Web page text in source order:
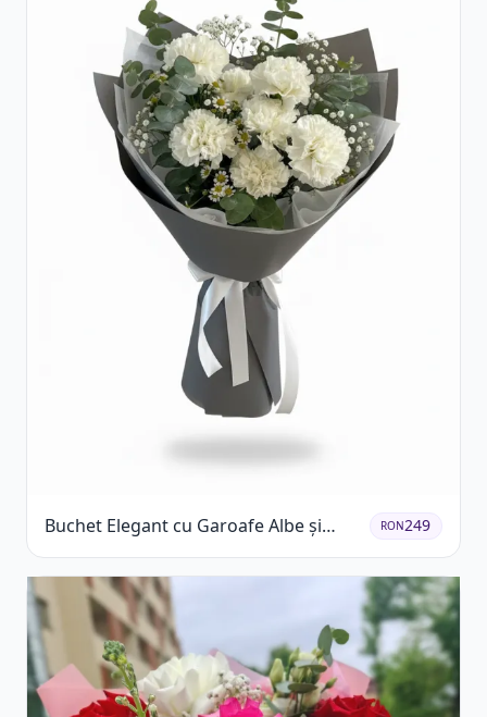
Buchet Elegant cu Garoafe Albe și
Eucalipt
RON249